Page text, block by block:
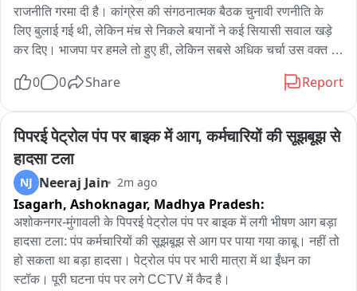
लिया गया तो क्षेत्रवासी आंदोलन के लिए मजबूर होंगे। इस दौरान काफी
संख्या में लूणवा ग्राम के ग्रामीण मौजूद रहे।
राजनीति गरमा दी है। कांग्रेस की संगठनात्मक बैठक चुनावी रणनीति के
लिए बुलाई गई थी, लेकिन मंच से निकले बयानों ने कई सियासी सवाल खड़े
कर दिए। भाजपा पर हमले तो हुए ही, लेकिन सबसे अधिक चर्चा उस वक्त हुई
किए गए। यानी चुनावी रण से पहले कांग्रेस ने विरोधियों के साथ-साथ अपने
अध्यक्ष प्रमोद सिसोदिया ने कार्यकर्ताओं से बूथ स्तर तक संगठन मजबूत
करने, युवाओं को जोड़ने और चुनावी तैयारियों में जुटने का आह्वान किया।
उनके निशाने पर सिर्फ भाजपा नहीं थी; उन्होंने बिना नाम लिए उन नेताओं पर
भी सवाल उठाए जो जिला कांग्रेस की बैठकों से दूरी बनाकर अलग-अलग
बैठकें कर रहे हैं। सिसोदिया ने साफ कहा कि संगठन से बड़ा कोई नहीं होता
और जो पार्टी लाइन से अलग चलेगा, उसके खिलाफ प्रदेश नेतृत्व को रिपोर्ट
भेजी जा चुकी है। उन्होंने संकेत दिए कि चुनाव से पहले संगठन में अनुशासन
सर्वोच्च रहेगा और सभी को पार्टी के फैसलों के साथ चलना होगा। पूर्व
सभापति संदीप शर्मा ने भाजपा पर भ्रष्टाचार के आरोपों का जवाब देते हुए
0 0 Share Report
पिपरई पेट्रोल पंप पर बाइक में आग, कर्मचारियों की सूझबूझ से
हादसा टला
NJ Neeraj Jain 2m ago
Isagarh, Ashoknagar, Madhya Pradesh:
अशोकनगर-मुंगावली के पिपरई पेट्रोल पंप पर बाइक में लगी भीषण आग बड़ा
हादसा टला: पंप कर्मचारियों की सूझबूझ से आग पर पाया गया काबू। नहीं तो
हो सकता था बड़ा हादसा। पेट्रोल पंप पर भारी मात्रा में था ईंधन का
स्टॉक। पूरी घटना पंप पर लगे CCTV में कैद है।